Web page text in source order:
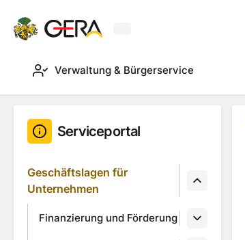
Verwaltung & Bürgerservice
Serviceportal
Geschäftslagen für
Unternehmen
Finanzierung und Förderung